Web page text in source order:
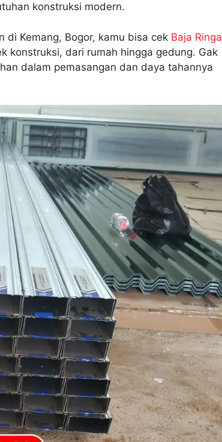
konstruksi modern.
di Kemang, Bogor, kamu bisa cek Baja
konstruksi, dari rumah hingga gedung. Gak
dalam pemasangan dan daya tahannya